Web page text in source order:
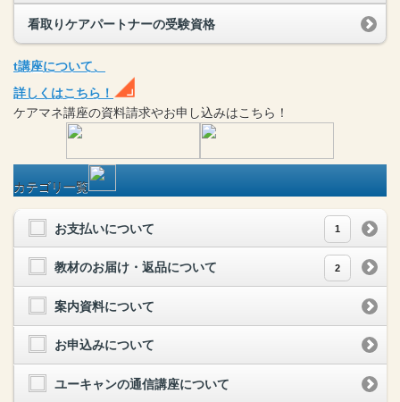
看取りケアパートナーの受験資格
t講座について、
詳しくはこちら！
ケアマネ講座の資料請求やお申し込みはこちら！
カテゴリ一覧
お支払いについて 1
教材のお届け・返品について 2
案内資料について
お申込みについて
ユーキャンの通信講座について